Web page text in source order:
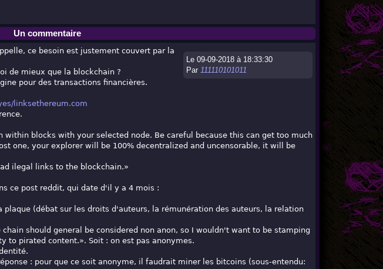
Un commentaire
Le 09-09-2018 à 18:33:30
Par 111110101011
ce besoin est justement couvert par la
de mieux que la blockchain ?
pour des transactions financières.
linksethereum.com
within blocks with your selected node. Be careful because this can get too much
one, your explorer will be 100% decentralized and uncensorable, it will be
ilegal links to the blockchain.»
ce post reddit, qui date d'il y a 4 mois :
(débat sur les droits d'auteurs, la rémunération des auteurs, la relation
should general be considered non anon, so I wouldn't want to be stamping
pirated content.». Soit : on est pas anonymes.
: pour que ce soit anonyme, il faudrait miner les bitcoins (sous-entendu: